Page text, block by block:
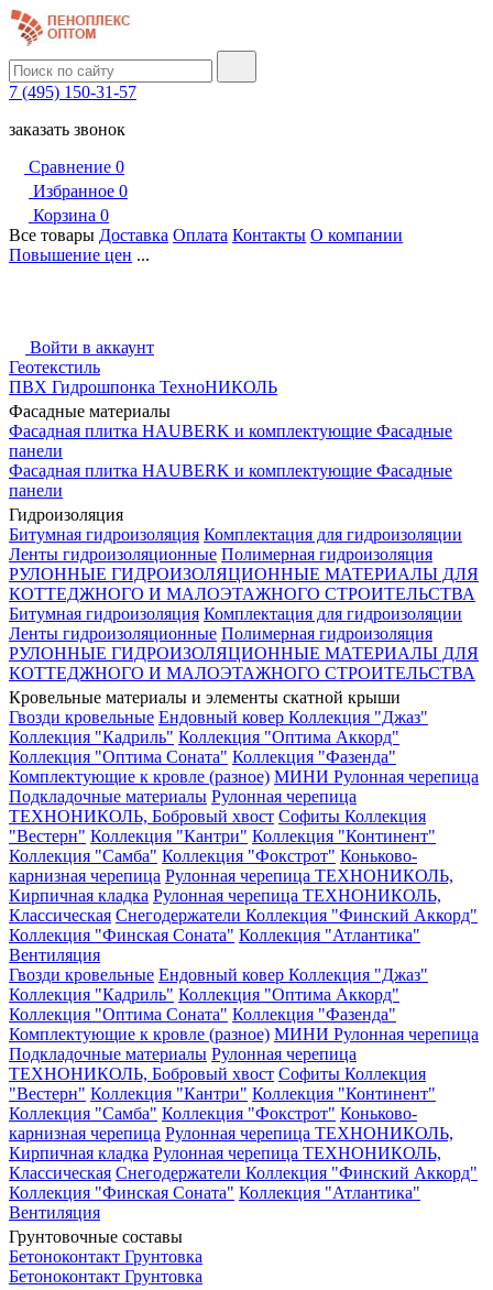
7 (495) 150-31-57
заказать звонок
Сравнение 0
Избранное 0
Корзина 0
Все товары Доставка Оплата Контакты О компании
Повышение цен ...
Войти в аккаунт
Геотекстиль
ПВХ Гидрошпонка ТехноНИКОЛЬ
Фасадные материалы
Фасадная плитка HAUBERK и комплектующие Фасадные
панели
Фасадная плитка HAUBERK и комплектующие Фасадные
панели
Гидроизоляция
Битумная гидроизоляция Комплектация для гидроизоляции
Ленты гидроизоляционные Полимерная гидроизоляция
РУЛОННЫЕ ГИДРОИЗОЛЯЦИОННЫЕ МАТЕРИАЛЫ ДЛЯ
КОТТЕДЖНОГО И МАЛОЭТАЖНОГО СТРОИТЕЛЬСТВА
Битумная гидроизоляция Комплектация для гидроизоляции
Ленты гидроизоляционные Полимерная гидроизоляция
РУЛОННЫЕ ГИДРОИЗОЛЯЦИОННЫЕ МАТЕРИАЛЫ ДЛЯ
КОТТЕДЖНОГО И МАЛОЭТАЖНОГО СТРОИТЕЛЬСТВА
Кровельные материалы и элементы скатной крыши
Гвозди кровельные Ендовный ковер Коллекция "Джаз"
Коллекция "Кадриль" Коллекция "Оптима Аккорд"
Коллекция "Оптима Соната" Коллекция "Фазенда"
Комплектующие к кровле (разное) МИНИ Рулонная черепица
Подкладочные материалы Рулонная черепица
ТЕХНОНИКОЛЬ, Бобровый хвост Софиты Коллекция
"Вестерн" Коллекция "Кантри" Коллекция "Континент"
Коллекция "Самба" Коллекция "Фокстрот" Коньково-
карнизная черепица Рулонная черепица ТЕХНОНИКОЛЬ,
Кирпичная кладка Рулонная черепица ТЕХНОНИКОЛЬ,
Классическая Снегодержатели Коллекция "Финский Аккорд"
Коллекция "Финская Соната" Коллекция "Атлантика"
Вентиляция
Гвозди кровельные Ендовный ковер Коллекция "Джаз"
Коллекция "Кадриль" Коллекция "Оптима Аккорд"
Коллекция "Оптима Соната" Коллекция "Фазенда"
Комплектующие к кровле (разное) МИНИ Рулонная черепица
Подкладочные материалы Рулонная черепица
ТЕХНОНИКОЛЬ, Бобровый хвост Софиты Коллекция
"Вестерн" Коллекция "Кантри" Коллекция "Континент"
Коллекция "Самба" Коллекция "Фокстрот" Коньково-
карнизная черепица Рулонная черепица ТЕХНОНИКОЛЬ,
Кирпичная кладка Рулонная черепица ТЕХНОНИКОЛЬ,
Классическая Снегодержатели Коллекция "Финский Аккорд"
Коллекция "Финская Соната" Коллекция "Атлантика"
Вентиляция
Грунтовочные составы
Бетоноконтакт Грунтовка
Бетоноконтакт Грунтовка